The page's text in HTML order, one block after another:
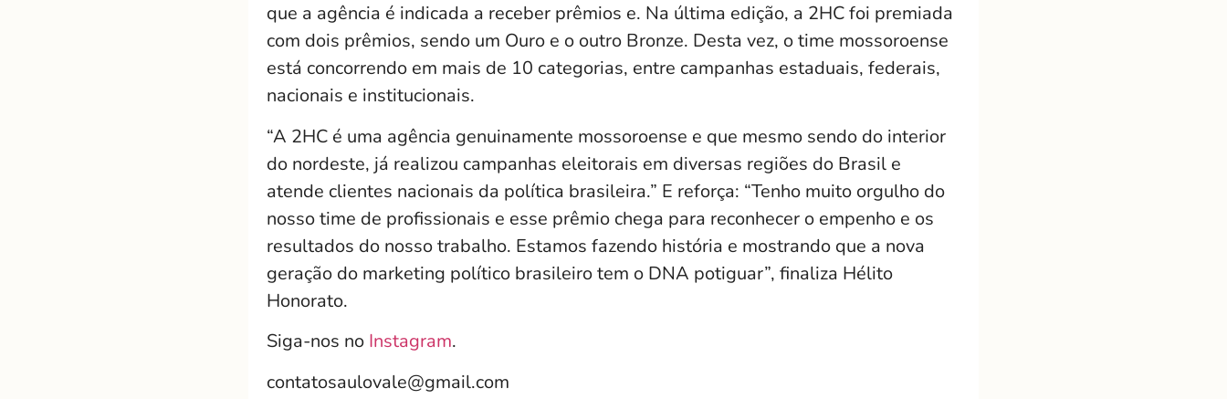
que a agência é indicada a receber prêmios e. Na última edição, a 2HC foi premiada
com dois prêmios, sendo um Ouro e o outro Bronze. Desta vez, o time mossoroense
está concorrendo em mais de 10 categorias, entre campanhas estaduais, federais,
nacionais e institucionais.
“A 2HC é uma agência genuinamente mossoroense e que mesmo sendo do interior
do nordeste, já realizou campanhas eleitorais em diversas regiões do Brasil e
atende clientes nacionais da política brasileira.” E reforça: “Tenho muito orgulho do
nosso time de profissionais e esse prêmio chega para reconhecer o empenho e os
resultados do nosso trabalho. Estamos fazendo história e mostrando que a nova
geração do marketing político brasileiro tem o DNA potiguar”, finaliza Hélito
Honorato.
Siga-nos no Instagram.
contatosaulovale@gmail.com